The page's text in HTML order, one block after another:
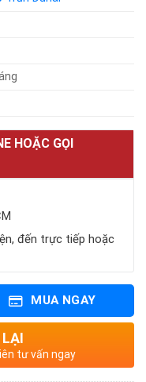
HOẶC GỌI
đến trực tiếp hoặc
MUA NGAY
LẠI
tư vấn ngay